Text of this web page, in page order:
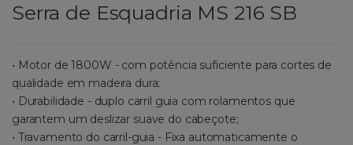
Serra de Esquadria MS 216 SB
• Motor de 1800W - com potência suficiente para cortes de
qualidade em madeira dura;
• Durabilidade - duplo carril guia com rolamentos que
garantem um deslizar suave do cabeçote;
• Travamento do carril-guia - Fixa automaticamente o